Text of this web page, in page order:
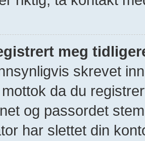
meg
skrevet
da du
og passordet
har slettet din